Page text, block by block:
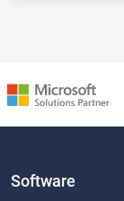
Software